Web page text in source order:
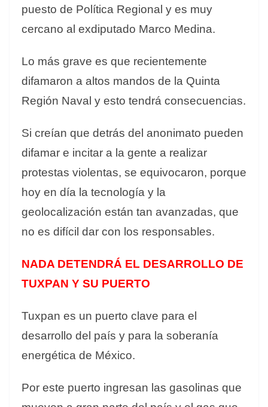
puesto de Política Regional y es muy
cercano al exdiputado Marco Medina.
Lo más grave es que recientemente
difamaron a altos mandos de la Quinta
Región Naval y esto tendrá consecuencias.
Si creían que detrás del anonimato pueden
difamar e incitar a la gente a realizar
protestas violentas, se equivocaron, porque
hoy en día la tecnología y la
geolocalización están tan avanzadas, que
no es difícil dar con los responsables.
NADA DETENDRÁ EL DESARROLLO DE
TUXPAN Y SU PUERTO
Tuxpan es un puerto clave para el
desarrollo del país y para la soberanía
energética de México.
Por este puerto ingresan las gasolinas que